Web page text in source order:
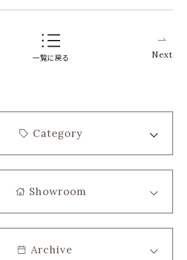
Category
Showroom
Archive
一覧に戻る Next